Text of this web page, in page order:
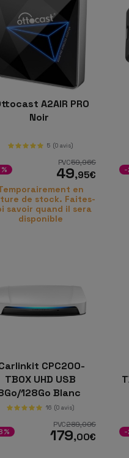
A2AIR PRO
Noir
5 (0 avis)
PVC59,96€
49,95€
en
de stock. Faites-
savoir quand il sera
disponible
-
CPC200-
TBOX UHD USB
128Go Blanc
16 (0 avis)
PVC289,00€
179,00€ -